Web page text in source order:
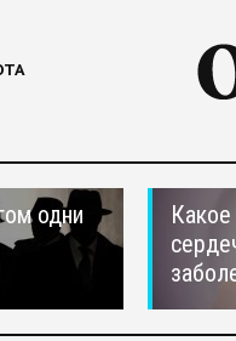
одни